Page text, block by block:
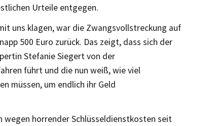
Urteile entgegen.
uns klagen, war die Zwangsvollstreckung auf
500 Euro zurück. Das zeigt, dass sich der
Stefanie Siegert von der
führt und die nun weiß, wie viel
müssen, um endlich ihr Geld
horrender Schlüsseldienstkosten seit